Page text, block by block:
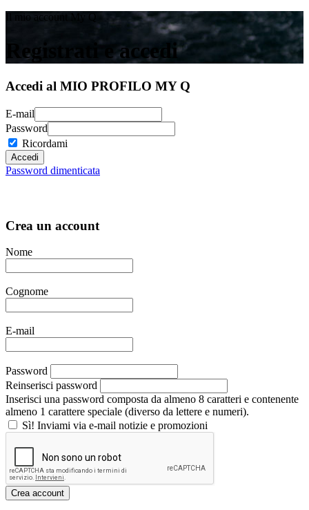
Il mio account My Q
Registrati e accedi
Accedi al MIO PROFILO MY Q
E-mail
Password
Ricordami
Password dimenticata
Crea un account
Nome
Cognome
E-mail
Password
Reinserisci password
Inserisci una password composta da almeno 8 caratteri e contenente
almeno 1 carattere speciale (diverso da lettere e numeri).
Sì! Inviami via e-mail notizie e promozioni